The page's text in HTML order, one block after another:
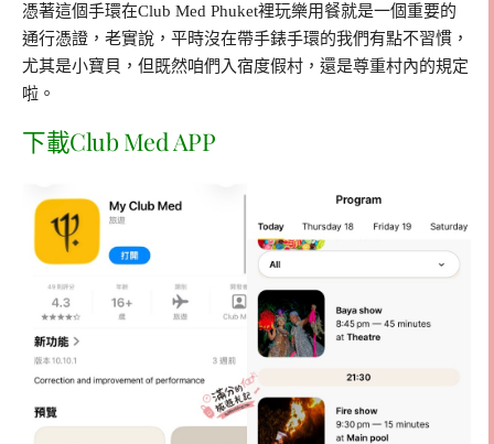
憑著這個手環在Club Med Phuket裡玩樂用餐就是一個重要的
通行憑證，老實說，平時沒在帶手錶手環的我們有點不習慣，
尤其是小寶貝，但既然咱們入宿度假村，還是尊重村內的規定
啦。
下載Club Med APP